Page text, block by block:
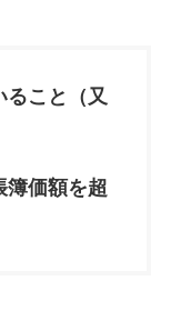
こと（又
価額を超